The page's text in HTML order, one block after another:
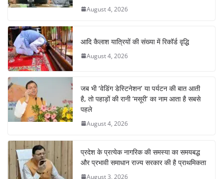
August 4, 2026
आदि कैलाश यात्रियों की संख्या में रिकॉर्ड वृद्धि
August 4, 2026
जब भी ‘वेडिंग डेस्टिनेशन’ या पर्यटन की बात आती
है, तो पहाड़ों की रानी ‘मसूरी’ का नाम आता है सबसे
पहले
August 4, 2026
प्रदेश के प्रत्येक नागरिक की समस्या का समयबद्ध
और प्रभावी समाधान राज्य सरकार की है प्राथमिकता
August 3, 2026